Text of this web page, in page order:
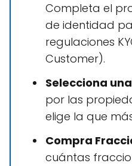
Completa el
de identidad
regulaciones
Customer).
Selecciona
por las
elige la que
Compra
cuántas